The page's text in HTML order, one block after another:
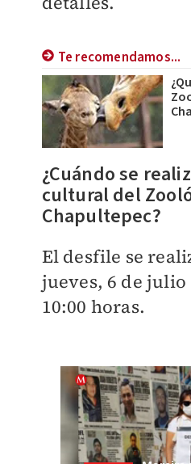
Te recomendamos...
¿Cuándo se
cultural del
Chapultepec?
El desfile se
jueves, 6 de julio
10:00 horas.